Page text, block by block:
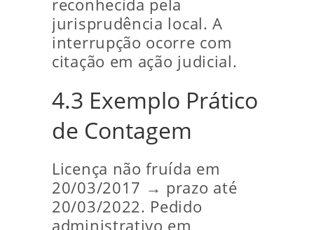
reconhecida pela
jurisprudência local. A
interrupção ocorre com
citação em ação judicial.
4.3 Exemplo Prático
de Contagem
Licença não fruída em
20/03/2017 → prazo até
20/03/2022. Pedido
administrativo em